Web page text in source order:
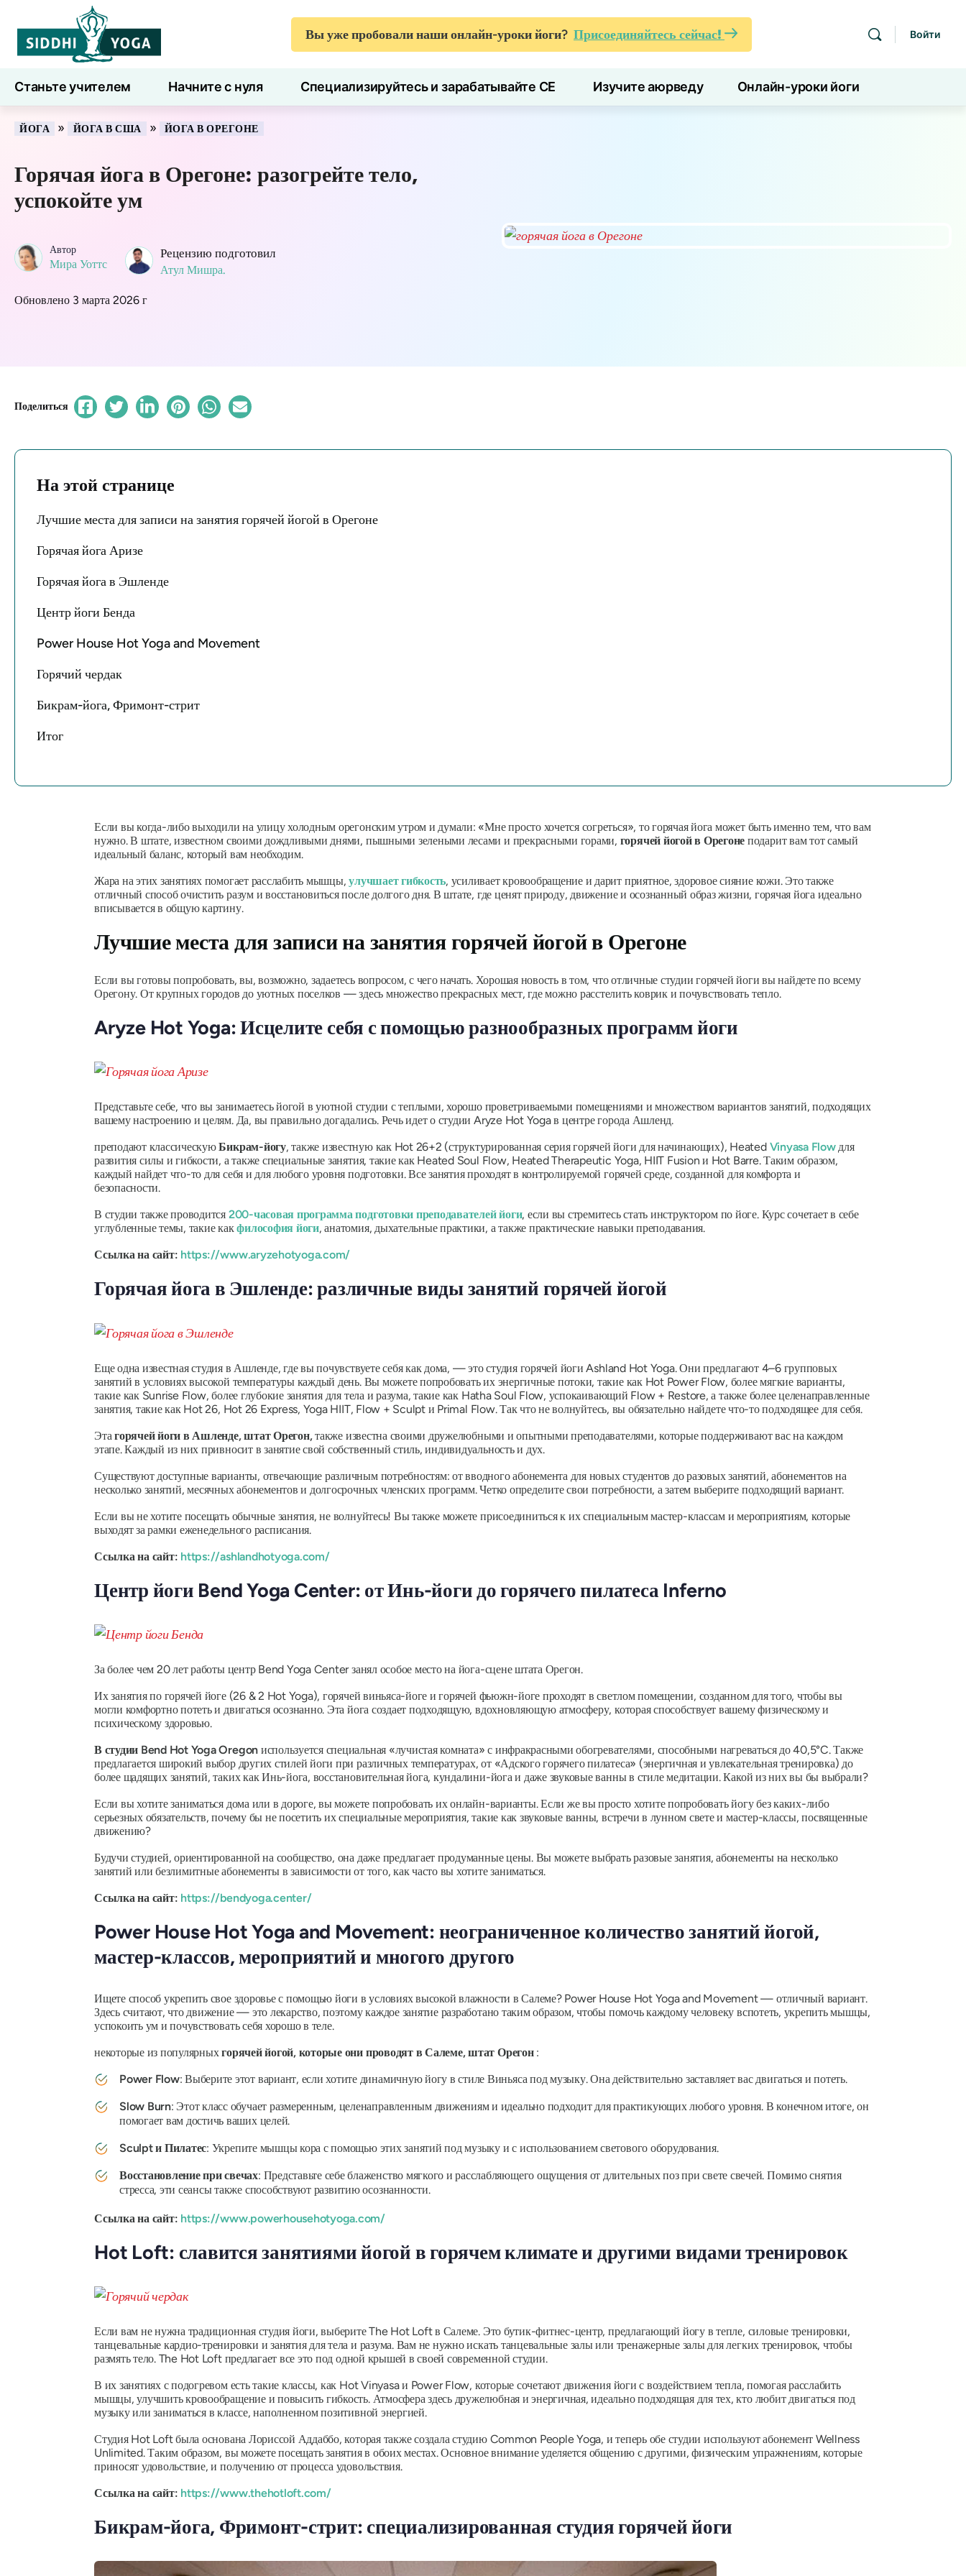
Вы уже пробовали наши онлайн-уроки йоги? Присоединяйтесь сейчас! Войти
Станьте учителем Начните с нуля Специализируйтесь и зарабатывайте CE Изучите аюрведу Онлайн-уроки йоги
7 дней здоровья Блог Учиться
ЙОГА » ЙОГА В США » ЙОГА В ОРЕГОНЕ
Горячая йога в Орегоне: разогрейте тело,
успокойте ум
Автор
Мира Уоттс
Рецензию подготовил
Атул Мишра.
Обновлено 3 марта 2026 г
Поделиться
На этой странице
Лучшие места для записи на занятия горячей йогой в Орегоне
Горячая йога Аризе
Горячая йога в Эшленде
Центр йоги Бенда
Power House Hot Yoga and Movement
Горячий чердак
Бикрам-йога, Фримонт-стрит
Итог
Если вы когда-либо выходили на улицу холодным орегонским утром и думали: «Мне просто хочется согреться», то горячая йога может быть именно тем, что вам
нужно. В штате, известном своими дождливыми днями, пышными зелеными лесами и прекрасными горами, горячей йогой в Орегоне подарит вам тот самый
идеальный баланс, который вам необходим.
Жара на этих занятиях помогает расслабить мышцы,улучшает гибкость, усиливает кровообращение и дарит приятное, здоровое сияние кожи. Это также
отличный способ очистить разум и восстановиться после долгого дня. В штате, где ценят природу, движение и осознанный образ жизни, горячая йога идеально
вписывается в общую картину.
Лучшие места для записи на занятия горячей йогой в Орегоне
Если вы готовы попробовать, вы, возможно, задаетесь вопросом, с чего начать. Хорошая новость в том, что отличные студии горячей йоги вы найдете по всему
Орегону. От крупных городов до уютных поселков — здесь множество прекрасных мест, где можно расстелить коврик и почувствовать тепло.
Aryze Hot Yoga: Исцелите себя с помощью разнообразных программ йоги
Представьте себе, что вы занимаетесь йогой в уютной студии с теплыми, хорошо проветриваемыми помещениями и множеством вариантов занятий, подходящих
вашему настроению и целям. Да, вы правильно догадались. Речь идет о студии Aryze Hot Yoga в центре города Ашленд.
преподают классическуюБикрам-йогу, также известную как Hot 26+2 (структурированная серия горячей йоги для начинающих), Heated Vinyasa Flowдля
развития силы и гибкости, а также специальные занятия, такие как Heated Soul Flow, Heated Therapeutic Yoga, HIIT Fusion и Hot Barre. Таким образом,
каждый найдет что-то для себя и для любого уровня подготовки. Все занятия проходят в контролируемой горячей среде, созданной для комфорта и
безопасности.
В студии также проводится 200-часовая программа подготовки преподавателей йоги, если вы стремитесь стать инструктором по йоге. Курс сочетает в себе
углубленные темы, такие какфилософия йоги, анатомия, дыхательные практики, а также практические навыки преподавания.
Ссылка на сайт: https://www.aryzehotyoga.com/
Горячая йога в Эшленде: различные виды занятий горячей йогой
Еще одна известная студия в Ашленде, где вы почувствуете себя как дома, — это студия горячей йоги Ashland Hot Yoga. Они предлагают 4–6 групповых
занятий в условиях высокой температуры каждый день. Вы можете попробовать их энергичные потоки, такие как Hot Power Flow, более мягкие варианты,
такие как Sunrise Flow, более глубокие занятия для тела и разума, такие как Hatha Soul Flow, успокаивающий Flow + Restore, а также более целенаправленные
занятия, такие как Hot 26, Hot 26 Express, Yoga HIIT, Flow + Sculpt и Primal Flow. Так что не волнуйтесь, вы обязательно найдете что-то подходящее для себя.
Этагорячей йоги в Ашленде, штат Орегон,также известна своими дружелюбными и опытными преподавателями, которые поддерживают вас на каждом
этапе. Каждый из них привносит в занятие свой собственный стиль, индивидуальность и дух.
Существуют доступные варианты, отвечающие различным потребностям: от вводного абонемента для новых студентов до разовых занятий, абонементов на
несколько занятий, месячных абонементов и долгосрочных членских программ. Четко определите свои потребности, а затем выберите подходящий вариант.
Если вы не хотите посещать обычные занятия, не волнуйтесь! Вы также можете присоединиться к их специальным мастер-классам и мероприятиям, которые
выходят за рамки еженедельного расписания.
Ссылка на сайт: https://ashlandhotyoga.com/
Центр йоги Bend Yoga Center: от Инь-йоги до горячего пилатеса Inferno
За более чем 20 лет работы центр Bend Yoga Center занял особое место на йога-сцене штата Орегон.
Их занятия по горячей йоге (26 & 2 Hot Yoga), горячей виньяса-йоге и горячей фьюжн-йоге проходят в светлом помещении, созданном для того, чтобы вы
могли комфортно потеть и двигаться осознанно. Эта йога создает подходящую, вдохновляющую атмосферу, которая способствует вашему физическому и
психическому здоровью.
В студии Bend Hot Yoga Oregon используется специальная «лучистая комната» с инфракрасными обогревателями, способными нагреваться до 40,5°C. Также
предлагается широкий выбор других стилей йоги при различных температурах, от «Адского горячего пилатеса» (энергичная и увлекательная тренировка) до
более щадящих занятий, таких как Инь-йога, восстановительная йога, кундалини-йога и даже звуковые ванны в стиле медитации. Какой из них вы бы выбрали?
Если вы хотите заниматься дома или в дороге, вы можете попробовать их онлайн-варианты. Если же вы просто хотите попробовать йогу без каких-либо
серьезных обязательств, почему бы не посетить их специальные мероприятия, такие как звуковые ванны, встречи в лунном свете и мастер-классы, посвященные
движению?
Будучи студией, ориентированной на сообщество, она даже предлагает продуманные цены. Вы можете выбрать разовые занятия, абонементы на несколько
занятий или безлимитные абонементы в зависимости от того, как часто вы хотите заниматься.
Ссылка на сайт: https://bendyoga.center/
Power House Hot Yoga and Movement: неограниченное количество занятий йогой,
мастер-классов, мероприятий и многого другого
Ищете способ укрепить свое здоровье с помощью йоги в условиях высокой влажности в Салеме? Power House Hot Yoga and Movement — отличный вариант.
Здесь считают, что движение — это лекарство, поэтому каждое занятие разработано таким образом, чтобы помочь каждому человеку вспотеть, укрепить мышцы,
успокоить ум и почувствовать себя хорошо в теле.
некоторые из популярныхгорячей йогой, которые они проводят в Салеме, штат Орегон :
Power Flow: Выберите этот вариант, если хотите динамичную йогу в стиле Виньяса под музыку. Она действительно заставляет вас двигаться и потеть.
Slow Burn: Этот класс обучает размеренным, целенаправленным движениям и идеально подходит для практикующих любого уровня. В конечном итоге, он
помогает вам достичь ваших целей.
Sculpt и Пилатес: Укрепите мышцы кора с помощью этих занятий под музыку и с использованием светового оборудования.
Восстановление при свечах: Представьте себе блаженство мягкого и расслабляющего ощущения от длительных поз при свете свечей. Помимо снятия
стресса, эти сеансы также способствуют развитию осознанности.
Ссылка на сайт: https://www.powerhousehotyoga.com/
Hot Loft: славится занятиями йогой в горячем климате и другими видами тренировок
Если вам не нужна традиционная студия йоги, выберите The Hot Loft в Салеме. Это бутик-фитнес-центр, предлагающий йогу в тепле, силовые тренировки,
танцевальные кардио-тренировки и занятия для тела и разума. Вам не нужно искать танцевальные залы или тренажерные залы для легких тренировок, чтобы
размять тело. The Hot Loft предлагает все это под одной крышей в своей современной студии.
В их занятиях с подогревом есть такие классы, как Hot Vinyasa и Power Flow, которые сочетают движения йоги с воздействием тепла, помогая расслабить
мышцы, улучшить кровообращение и повысить гибкость. Атмосфера здесь дружелюбная и энергичная, идеально подходящая для тех, кто любит двигаться под
музыку или заниматься в классе, наполненном позитивной энергией.
Студия Hot Loft была основана Лориссой Аддаббо, которая также создала студию Common People Yoga, и теперь обе студии используют абонемент Wellness
Unlimited. Таким образом, вы можете посещать занятия в обоих местах. Основное внимание уделяется общению с другими, физическим упражнениям, которые
приносят удовольствие, и получению от процесса удовольствия.
Ссылка на сайт: https://www.thehotloft.com/
Бикрам-йога, Фримонт-стрит: специализированная студия горячей йоги